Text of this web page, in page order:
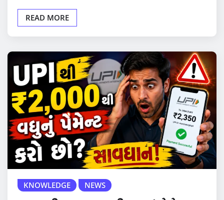
READ MORE
KNOWLEDGE NEWS